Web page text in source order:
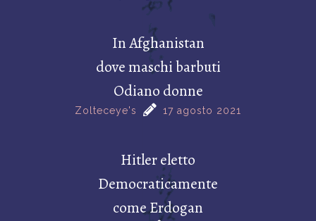
In Afghanistan
dove maschi barbuti
Odiano donne
Zolteceye's 17 agosto 2021
Hitler eletto
Democraticamente
come Erdogan